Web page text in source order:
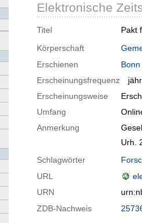
Elektronische
Titel
Pakt
Körperschaft
Erschienen
Bonn
Erscheinungsfrequenz
Erscheinungsweise
Umfang
Anmerkung
Urh.
Schlagwörter
URL
URN
ZDB-Nachweis